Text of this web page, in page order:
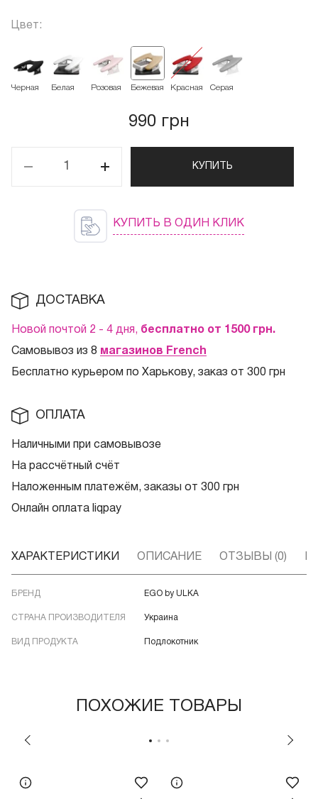
Цвет:
Черная Белая Розовая Бежевая Красная Серая
990 грн
КУПИТЬ
КУПИТЬ В ОДИН КЛИК
ДОСТАВКА
Новой почтой 2 - 4 дня, бесплатно от 1500 грн.
Самовывоз из 8 магазинов French
Бесплатно курьером по Харькову, заказ от 300 грн
ОПЛАТА
Наличными при самовывозе
На рассчётный счёт
Наложенным платежём, заказы от 300 грн
Онлайн оплата liqpay
ХАРАКТЕРИСТИКИ ОПИСАНИЕ ОТЗЫВЫ (0)
БРЕНД EGO by ULKA
СТРАНА ПРОИЗВОДИТЕЛЯ Украина
ВИД ПРОДУКТА Подлокотник
ПОХОЖИЕ ТОВАРЫ